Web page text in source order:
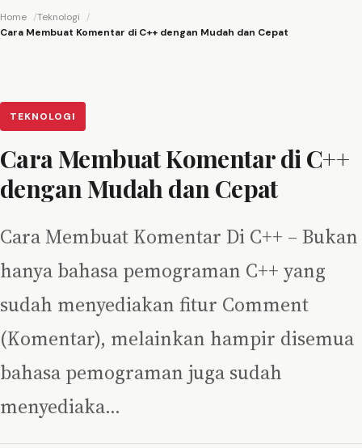
Home
Teknologi
Cara Membuat Komentar di C++ dengan Mudah dan Cepat
TEKNOLOGI
Cara Membuat Komentar di C++
dengan Mudah dan Cepat
Cara Membuat Komentar Di C++ – Bukan
hanya bahasa pemograman C++ yang
sudah menyediakan fitur Comment
(Komentar), melainkan hampir disemua
bahasa pemograman juga sudah
menyediaka…